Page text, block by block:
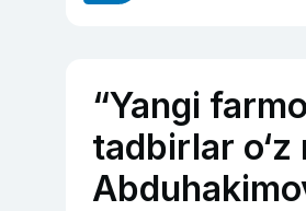
“Yangi
tadbirlar